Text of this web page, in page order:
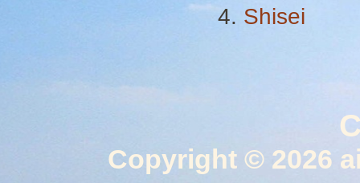
Shisei
Copyright © 2026